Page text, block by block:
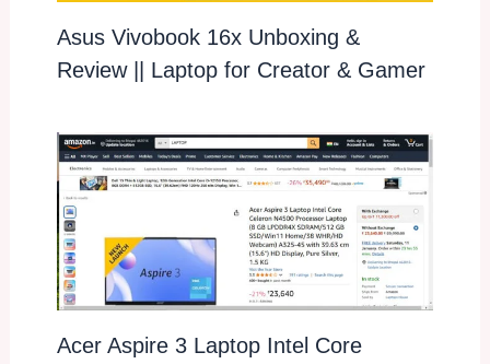
Asus Vivobook 16x Unboxing &
Review || Laptop for Creator & Gamer
Acer Aspire 3 Laptop Intel Core